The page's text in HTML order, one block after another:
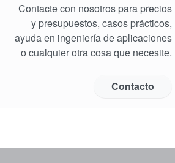
Contacte con nosotros para precios
y presupuestos, casos prácticos,
ayuda en ingeniería de aplicaciones
o cualquier otra cosa que necesite.
Contacto